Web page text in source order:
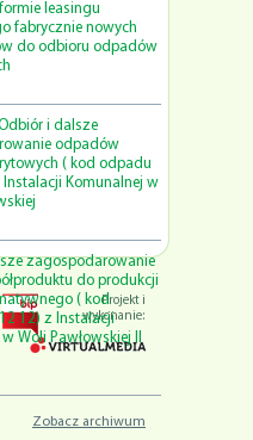
leasingu
fabrycznie nowych
do odbioru odpadów
i dalsze
odpadów
( kod odpadu
Instalacji Komunalnej w
zagospodarowanie
do produkcji
( kod
12) z Instalacji
Woli Pawłowskiej II
Zobacz archiwum
Projekt i
wykonanie: